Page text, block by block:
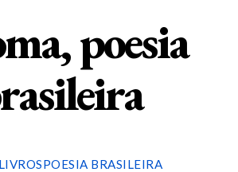
poesia
LIVROSPOESIA BRASILEIRA